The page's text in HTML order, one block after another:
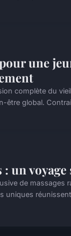
une
complète du
être global.
un
de
uniques